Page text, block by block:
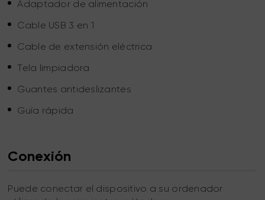
Adaptador de alimentación
Cable USB 3 en 1
Cable de extensión eléctrica
Tela limpiadora
Guantes antideslizantes
Guía rápida
Conexión
Puede conectar el dispositivo a su ordenador